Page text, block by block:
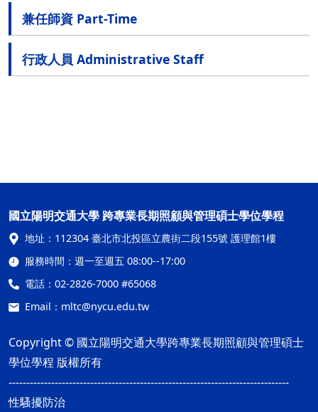
兼任師資 Part-Time
行政人員 Administrative Staff
國立陽明交通大學 跨專業長期照顧與管理碩士學位學程
地址： 112304 臺北市北投區立農街二段155號 護理館1樓
服務時間： 週一至週五 08:00--17:00
電話： 02-2826-7000 #65068
Email： mltc@nycu.edu.tw
Copyright © 國立陽明交通大學跨專業長期照顧與管理碩士
學位學程 版權所有
-------------------------------------------------------------------------------
性騷擾防治